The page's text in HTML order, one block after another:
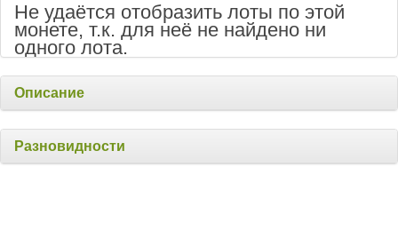
Не удаётся отобразить лоты по этой
монете, т.к. для неё не найдено ни
одного лота.
Описание
Разновидности